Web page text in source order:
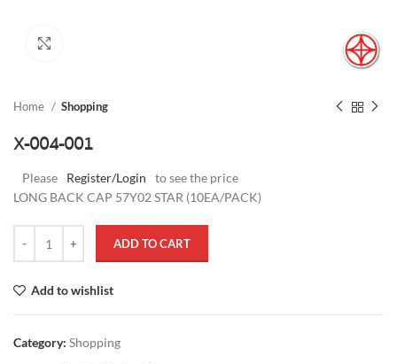
Home Shopping
X-004-001
Please Register/Login
to see the price
LONG BACK CAP 57Y02 STAR (10EA/PACK)
ADD TO CART
Add to wishlist
Category: Shopping